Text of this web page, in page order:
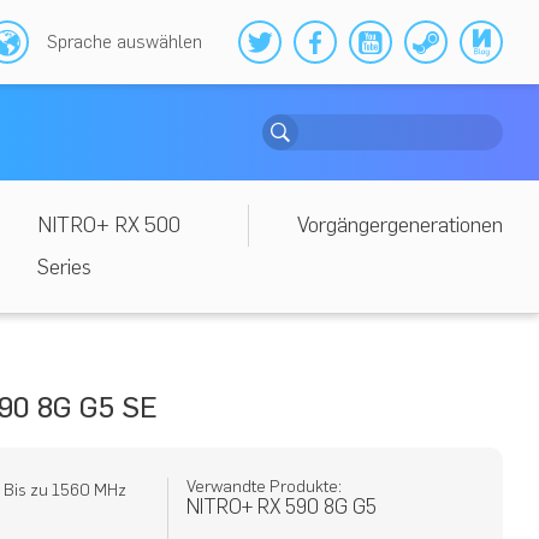
Sprache auswählen
NITRO+ RX 500
Series
Vorgängergenerationen
8G G5 SE
zu 1560 MHz Verwandte Produkte:
NITRO+ RX 590 8G G5